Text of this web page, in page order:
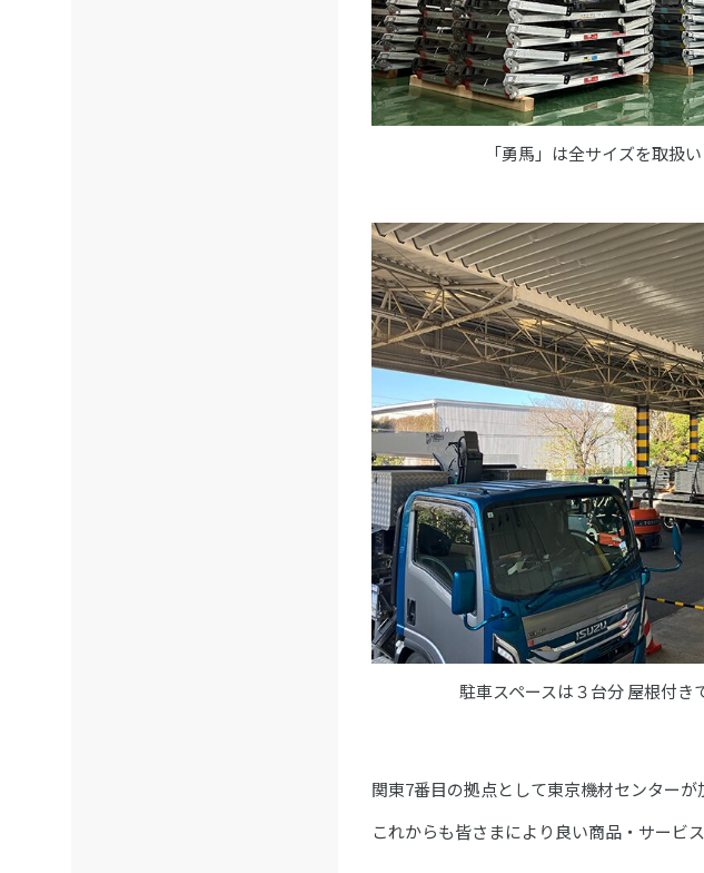
「勇馬」は全サイズを取扱
駐車スペースは３台分 屋根付き
関東7番目の拠点として東京機材センター
これからも皆さまにより良い商品・サービ